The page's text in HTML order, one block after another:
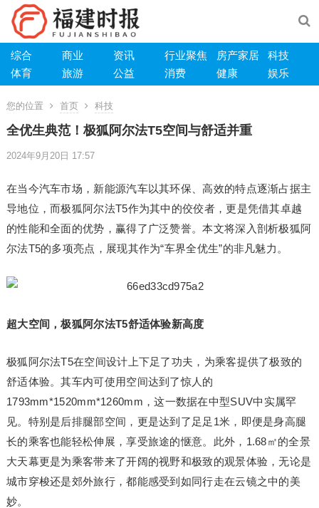
综合 商业 资讯 行业聚焦 房产家居
科技
体育
旅游 公益 消费 健康 娱乐
您的位置 首页 科技
​全优生典范！极狐阿尔法T5空间与舒适并重
2024年9月20日 17:57
在当今汽车市场，新能源汽车以其环保、高效的特点逐渐占据主
导地位，而极狐阿尔法T5作为其中的佼佼者，更是凭借其卓越
的性能和全面的优势，赢得了广泛赞誉。本文将深入剖析极狐阿
尔法T5的多项亮点，展现其作为“车界全优生”的非凡魅力。
超大空间，极狐阿尔法T5舒适体验新高度
极狐阿尔法T5在空间设计上下足了功夫，为乘客提供了极致的
舒适体验。其车内可使用空间达到了惊人的
1793mm*1520mm*1260mm，这一数据在中型SUV中实属罕
见。特别是后排腿部空间，更是达到了足足1米，即便是身高腿
长的乘客也能轻松伸展，享受旅途的惬意。此外，1.68㎡的全景
大天幕更是为乘客带来了开阔的视野和极致的观景体验，无论是
城市穿梭还是郊外旅行，都能感受到如同行走在云镜之中的美
妙。